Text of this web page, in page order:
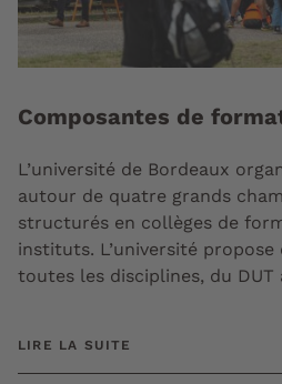
Composantes de
L’université de Bordeaux
autour de quatre grands
structurés en collèges de
instituts. L’université
toutes les disciplines, du
LIRE LA SUITE